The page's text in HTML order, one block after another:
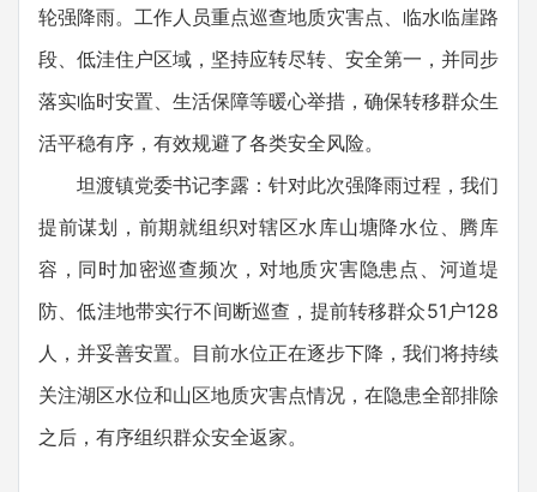
轮强降雨。工作人员重点巡查地质灾害点、临水临崖路
段、低洼住户区域，坚持应转尽转、安全第一，并同步
落实临时安置、生活保障等暖心举措，确保转移群众生
活平稳有序，有效规避了各类安全风险。
坦渡镇党委书记李露：针对此次强降雨过程，我们
提前谋划，前期就组织对辖区水库山塘降水位、腾库
容，同时加密巡查频次，对地质灾害隐患点、河道堤
防、低洼地带实行不间断巡查，提前转移群众51户128
人，并妥善安置。目前水位正在逐步下降，我们将持续
关注湖区水位和山区地质灾害点情况，在隐患全部排除
之后，有序组织群众安全返家。